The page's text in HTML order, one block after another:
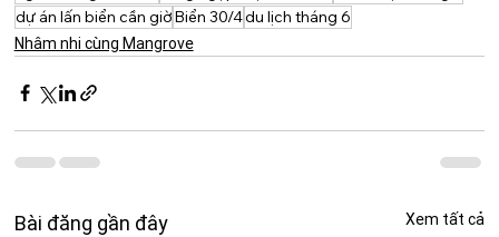
dự án lấn biển cần giờBiển 30/4du lịch tháng 6
Nhâm nhi cùng Mangrove
Bài đăng gần đây Xem tất cả